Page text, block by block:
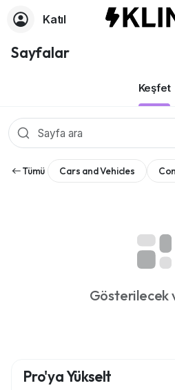
Katıl
Sayfalar
Keşfet
Tümü Cars and Vehicles
Gösterilecek
Pro'ya Yükselt